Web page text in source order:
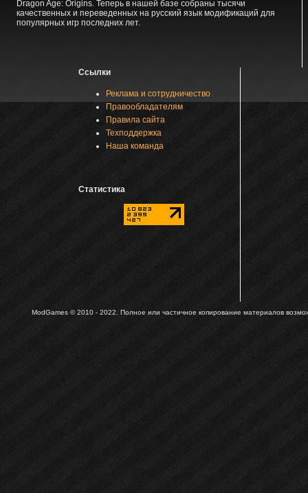
Dragon Age: Origins. Теперь в нашей базе собраны тысячи
качественных и переведенных на русский язык модификаций для
популярных игр последних лет.
Ссылки
Реклама и сотрудничество
Правообладателям
Правила сайта
Техподдержка
Наша команда
Статистика
ModGames © 2010 - 2022. Полное или частичное копирование материалов